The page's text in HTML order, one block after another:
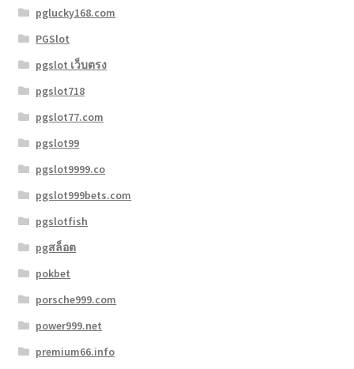
pglucky168.com
PGSlot
pgslot เว็บตรง
pgslot718
pgslot77.com
pgslot99
pgslot9999.co
pgslot999bets.com
pgslotfish
pgสล็อต
pokbet
porsche999.com
power999.net
premium66.info